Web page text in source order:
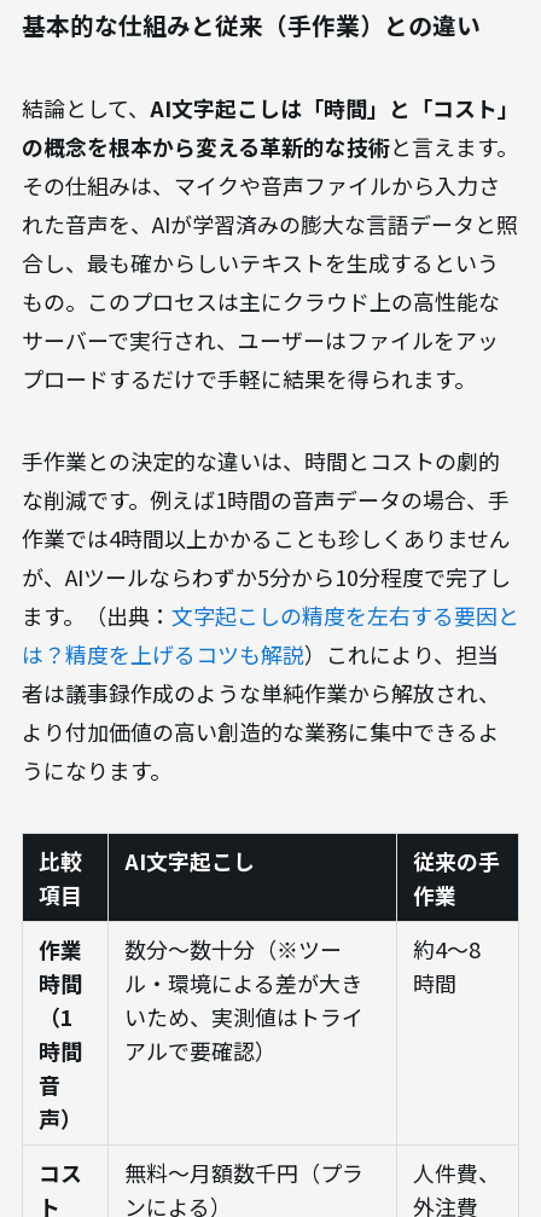
基本的な仕組みと従来（手作業）との違い
結論として、 AI文字起こしは「時間」と「コスト」
の概念を根本から変える革新的な技術と言えます。
その仕組みは、マイクや音声ファイルから入力さ
れた音声を、AIが学習済みの膨大な言語データと照
合し、最も確からしいテキストを生成するという
もの。このプロセスは主にクラウド上の高性能な
サーバーで実行され、ユーザーはファイルをアッ
プロードするだけで手軽に結果を得られます。
手作業との決定的な違いは、時間とコストの劇的
な削減です。例えば1時間の音声データの場合、手
作業では4時間以上かかることも珍しくありません
が、AIツールならわずか5分から10分程度で完了し
ます。（出典： 文字起こしの精度を左右する要因と
は？精度を上げるコツも解説）これにより、担当
者は議事録作成のような単純作業から解放され、
より付加価値の高い創造的な業務に集中できるよ
うになります。
比較
項目
AI文字起こし
従来の手
作業
作業
時間
（1
時間
音
声）
数分〜数十分（※ツー
ル・環境による差が大き
いため、実測値はトライ
アルで要確認）
約4〜8
時間
コス
ト
無料〜月額数千円（プラ
ンによる）
人件費、
外注費